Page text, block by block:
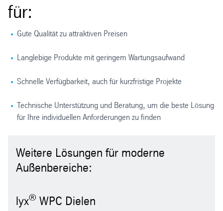
für:
Gute Qualität zu attraktiven Preisen
Langlebige Produkte mit geringem Wartungsaufwand
Schnelle Verfügbarkeit, auch für kurzfristige Projekte
Technische Unterstützung und Beratung, um die beste Lösung
für Ihre individuellen Anforderungen zu finden
Weitere Lösungen für moderne
Außenbereiche:
lyx® WPC Dielen